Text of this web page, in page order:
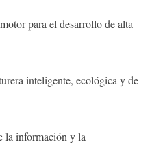
para el desarrollo de alta
inteligente, ecológica y de
la información y la